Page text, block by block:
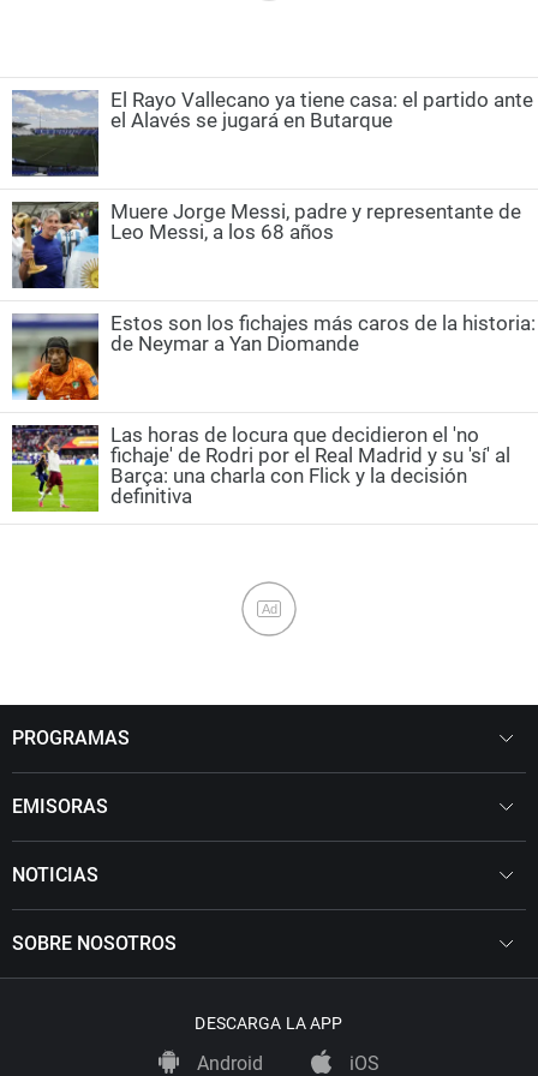
El Rayo Vallecano ya tiene casa: el partido ante
el Alavés se jugará en Butarque
Muere Jorge Messi, padre y representante de
Leo Messi, a los 68 años
Estos son los fichajes más caros de la historia:
de Neymar a Yan Diomande
Las horas de locura que decidieron el 'no
fichaje' de Rodri por el Real Madrid y su 'sí' al
Barça: una charla con Flick y la decisión
definitiva
Ad
PROGRAMAS
EMISORAS
NOTICIAS
SOBRE NOSOTROS
DESCARGA LA APP
Android iOS